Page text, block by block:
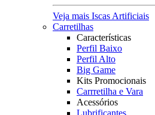
Veja mais Iscas Artificiais
Carretilhas
Características
Perfil Baixo
Perfil Alto
Big Game
Kits Promocionais
Carrretilha e Vara
Acessórios
Lubrificantes